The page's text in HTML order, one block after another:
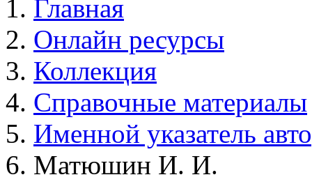
Главная
Онлайн ресурсы
Коллекция
Справочные материалы
Именной указатель
Матюшин И. И.